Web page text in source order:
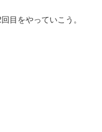
目をやっていこう。